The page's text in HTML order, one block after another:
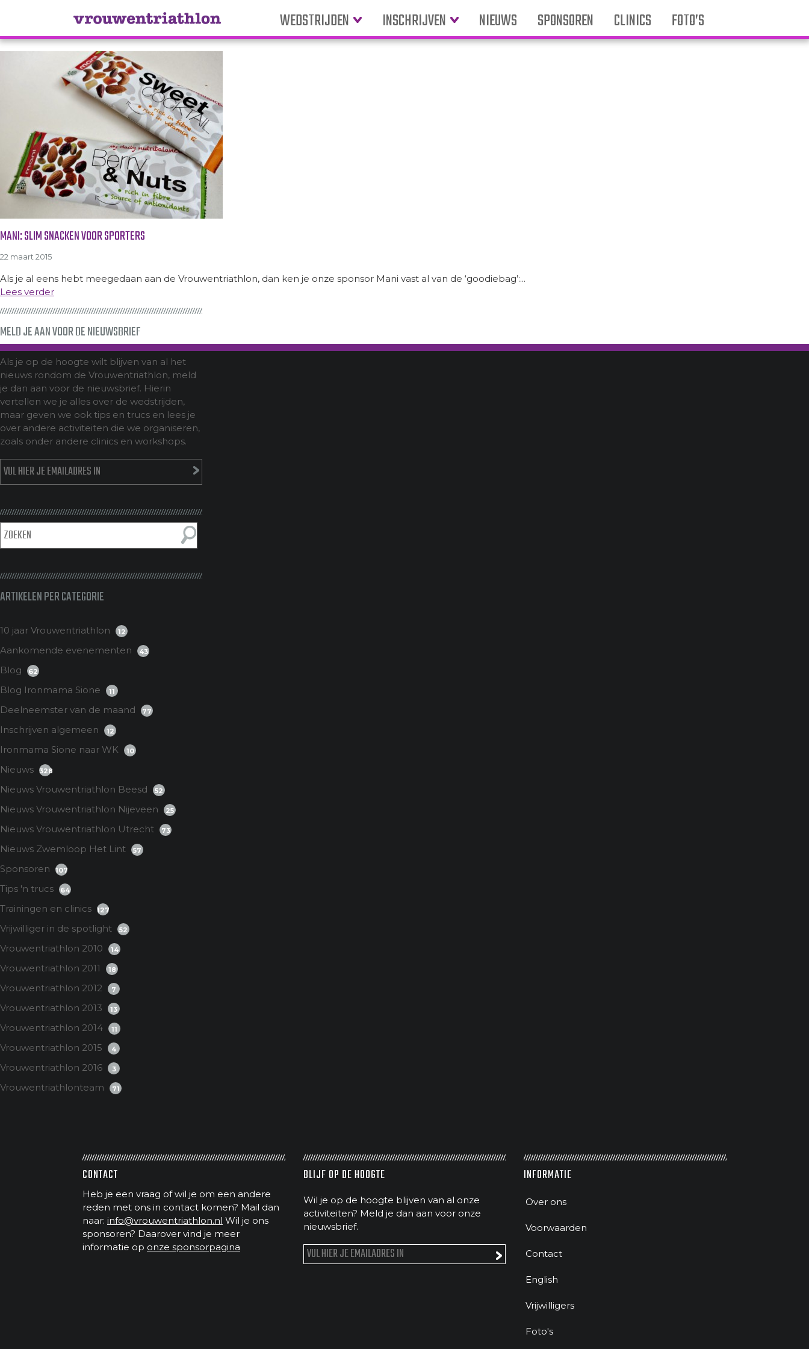
WEDSTRIJDEN INSCHRIJVEN NIEUWS SPONSOREN CLINICS FOTO’S
Tag Archive: Mani
MANI: SLIM SNACKEN VOOR SPORTERS
22 maart 2015
Als je al eens hebt meegedaan aan de Vrouwentriathlon, dan ken je onze sponsor Mani vast al van de ‘goodiebag’:...
Lees verder
MELD JE AAN VOOR DE NIEUWSBRIEF
Als je op de hoogte wilt blijven van al het
nieuws rondom de Vrouwentriathlon, meld
je dan aan voor de nieuwsbrief. Hierin
vertellen we je alles over de wedstrijden,
maar geven we ook tips en trucs en lees je
over andere activiteiten die we organiseren,
zoals onder andere clinics en workshops.
ARTIKELEN PER CATEGORIE
10 jaar Vrouwentriathlon 12
Aankomende evenementen 43
Blog 62
Blog Ironmama Sione 11
Deelneemster van de maand 77
Inschrijven algemeen 12
Ironmama Sione naar WK 10
Nieuws 328
Nieuws Vrouwentriathlon Beesd 52
Nieuws Vrouwentriathlon Nijeveen 25
Nieuws Vrouwentriathlon Utrecht 73
Nieuws Zwemloop Het Lint 57
Sponsoren 107
Tips 'n trucs 64
Trainingen en clinics 127
Vrijwilliger in de spotlight 52
Vrouwentriathlon 2010 14
Vrouwentriathlon 2011 18
Vrouwentriathlon 2012 7
Vrouwentriathlon 2013 13
Vrouwentriathlon 2014 11
Vrouwentriathlon 2015 4
Vrouwentriathlon 2016 3
Vrouwentriathlonteam 71
CONTACT
Heb je een vraag of wil je om een andere
reden met ons in contact komen? Mail dan
naar: info@vrouwentriathlon.nl Wil je ons
sponsoren? Daarover vind je meer
informatie op onze sponsorpagina
BLIJF OP DE HOOGTE
Wil je op de hoogte blijven van al onze
activiteiten? Meld je dan aan voor onze
nieuwsbrief.
INFORMATIE
Over ons
Voorwaarden
Contact
English
Vrijwilligers
Foto's